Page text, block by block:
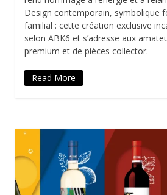
Design contemporain, symbolique
familial : cette création exclusive
selon ABK6 et s’adresse aux
premium et de pièces collector.
Read More